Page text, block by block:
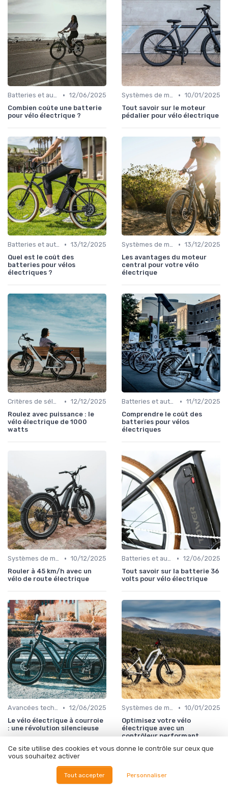
Batteries et autonomie • 12/06/2025
Combien coûte une batterie
pour vélo électrique ?
Systèmes de motorisation • 10/01/2025
Tout savoir sur le moteur
pédalier pour vélo électrique
Batteries et autonomie • 13/12/2025
Quel est le coût des
batteries pour vélos
électriques ?
Systèmes de motorisation • 13/12/2025
Les avantages du moteur
central pour votre vélo
électrique
Critères de sélection (autonomie, puissance, poids) • 12/12/2025
Roulez avec puissance : le
vélo électrique de 1000
watts
Batteries et autonomie • 11/12/2025
Comprendre le coût des
batteries pour vélos
électriques
Systèmes de motorisation • 10/12/2025
Rouler à 45 km/h avec un
vélo de route électrique
Batteries et autonomie • 12/06/2025
Tout savoir sur la batterie 36
volts pour vélo électrique
Avancées technologiques en e-bike • 12/06/2025
Le vélo électrique à courroie
: une révolution silencieuse
Systèmes de motorisation • 10/01/2025
Optimisez votre vélo
électrique avec un
contrôleur performant
Ce site utilise des cookies et vous donne le contrôle sur ceux que
vous souhaitez activer
Tout accepter Personnaliser